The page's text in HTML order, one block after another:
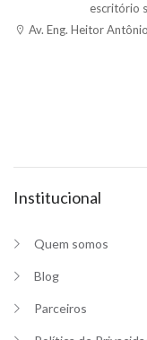
escritório
Av. Eng. Heitor
Institucional
Quem somos
Blog
Parceiros